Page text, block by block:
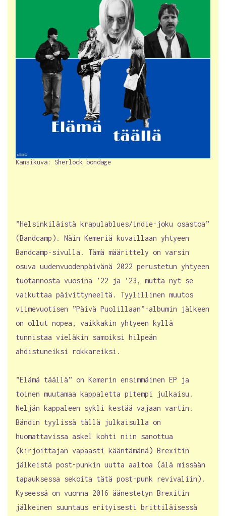
Kansikuva: Sherlock bondage
”Helsinkiläistä krapulablues/indie-joku osastoa”
(Bandcamp). Näin Kemeriä kuvaillaan yhtyeen
Bandcamp-sivulla. Tämä määrittely on varsin
osuva uudenvuodenpäivänä 2022 perustetun yhtyeen
tuotannosta vuosina ’22 ja ’23, mutta nyt se
vaikuttaa päivittyneeltä. Tyylillinen muutos
viimevuotisen ”Päivä Puolillaan”-albumin jälkeen
on ollut nopea, vaikkakin yhtyeen kyllä
tunnistaa vieläkin samoiksi hilpeän
ahdistuneiksi rokkareiksi.
”Elämä täällä” on Kemerin ensimmäinen EP ja
toinen muutamaa kappaletta pitempi julkaisu.
Neljän kappaleen sykli kestää vajaan vartin.
Bändin tyylissä tällä julkaisulla on
huomattavissa askel kohti niin sanottua
(kirjoittajan vapaasti kääntämänä) Brexitin
jälkeistä post-punkin uutta aaltoa (älä missään
tapauksessa sekoita tätä post-punk revivaliin).
Kyseessä on vuonna 2016 äänestetyn Brexitin
jälkeinen suuntaus erityisesti brittiläisessä